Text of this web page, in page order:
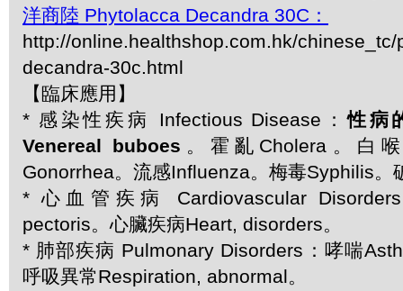
洋商陸 Phytolacca Decandra 30C：
http://online.healthshop.com.hk/chinese_tc/
decandra-30c.html
【臨床應用】
* 感染性疾病 Infectious Disease：性病
Venereal buboes 。霍亂Cholera。白
Gonorrhea。流感Influenza。梅毒Syphilis。
* 心血管疾病 Cardiovascular
pectoris。心臟疾病Heart, disorders。
* 肺部疾病 Pulmonary Disorders：哮喘
呼吸異常Respiration, abnormal。